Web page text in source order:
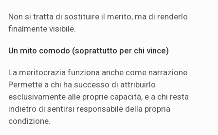
Non si tratta di sostituire il merito, ma di renderlo
finalmente visibile.
Un mito comodo (soprattutto per chi vince)
La meritocrazia funziona anche come narrazione.
Permette a chi ha successo di attribuirlo
esclusivamente alle proprie capacità, e a chi resta
indietro di sentirsi responsabile della propria
condizione.